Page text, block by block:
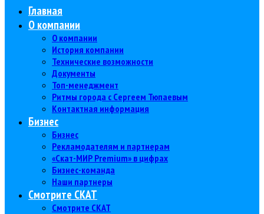
Главная
О компании
О компании
История компании
Технические возможности
Документы
Топ-менеджмент
Ритмы города с Сергеем Тюпаевым
Контактная информация
Бизнес
Бизнес
Рекламодателям и партнерам
«Скат-МИР Premium» в цифрах
Бизнес-команда
Наши партнеры
Смотрите СКАТ
Смотрите СКАТ